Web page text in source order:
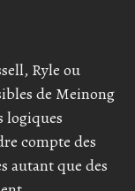
Ryle ou
de Meinong
logiques
compte des
autant que des